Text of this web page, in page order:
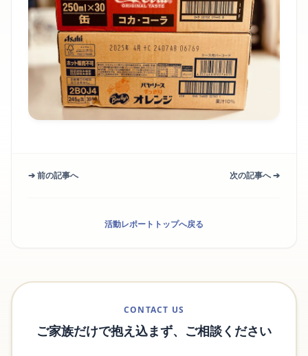
➔ 前の記事へ 次の記事へ ➔
活動レポートトップへ戻る
CONTACT US
ご家族だけで抱え込まず、ご相談ください